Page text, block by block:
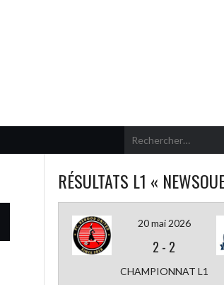
RÉSULTATS L1 «
20 mai 2026
2 - 2
CHAMPIONNAT L1